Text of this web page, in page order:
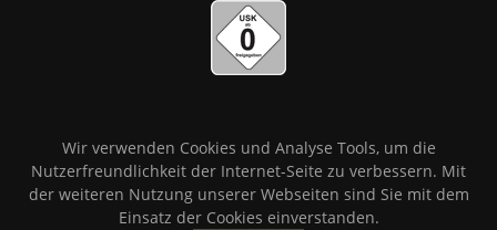
Wir verwenden Cookies und Analyse Tools, um die
Nutzerfreundlichkeit der Internet-Seite zu verbessern. Mit
der weiteren Nutzung unserer Webseiten sind Sie mit dem
Einsatz der Cookies einverstanden.